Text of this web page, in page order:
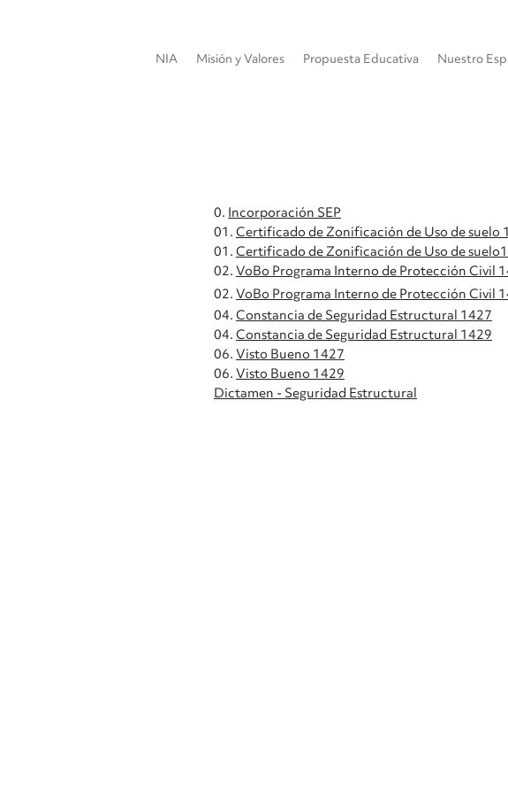
NIA Misión y Valores Propuesta Educativa Nuestro
0. Incorporación SEP
01. Certificado de Zonificación de Uso de suelo
01. Certificado de Zonificación de Uso de suelo
02. VoBo Programa Interno de Protección Civil
02. VoBo Programa Interno de Protección Civil
04. Constancia de Seguridad Estructural 1427
04. Constancia de Seguridad Estructural 1429
06. Visto Bueno 1427
06. Visto Bueno 1429
Dictamen - Seguridad Estructural